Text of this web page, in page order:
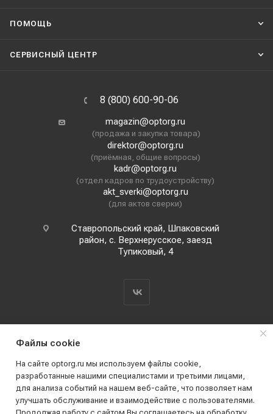
ПОМОЩЬ
СЕРВИСНЫЙ ЦЕНТР
8 (800) 600-90-06
magazin@optorg.ru
(продажа и закупка товара)
direktor@optorg.ru
(приёмная, общие вопросы)
kadr@optorg.ru
(отдел кадров по трудоустройству)
akt_sverki@optorg.ru
(для актов сверки)
Ставропольский край, Шпаковский
район, с. Верхнерусское, заезд
Тупиковый, 4
2019 - 2026 © АО КПК "Ставропольстройопторг"
Все права защищены
Файлы cookie
На сайте optorg.ru мы используем файлы cookie,
разработанные нашими специалистами и третьими лицами,
для анализа событий на нашем веб-сайте, что позволяет нам
улучшать обслуживание и взаимодействие с пользователями.